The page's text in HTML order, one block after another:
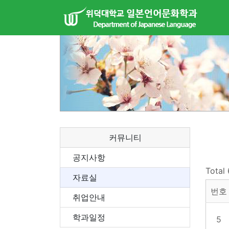
커뮤니티
공지사항
자료실
취업안내
학과일정
Total
번호
5